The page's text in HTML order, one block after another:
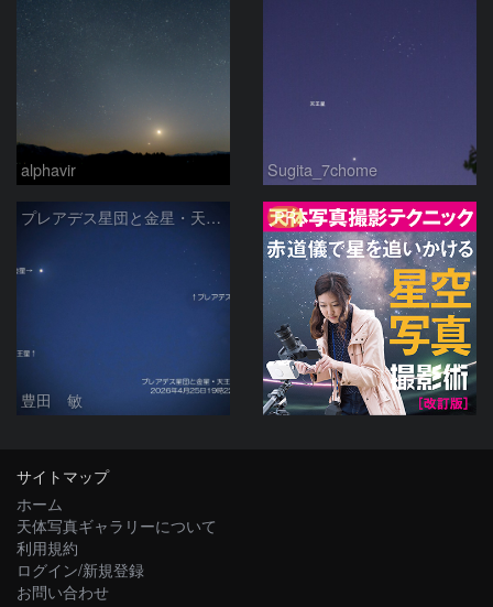
alphavir Sugita_7chome
プレアデス星団と金星・天王星の接近 2026/4/25
豊田 敏
PR
サイトマップ
ホーム
天体写真ギャラリーについて
利用規約
ログイン/新規登録
お問い合わせ